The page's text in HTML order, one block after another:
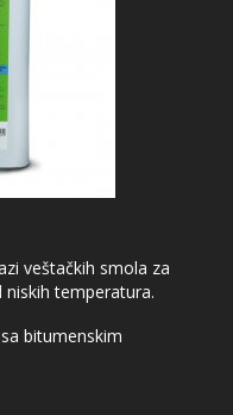
veštačkih smola za
temperatura.
bitumenskim